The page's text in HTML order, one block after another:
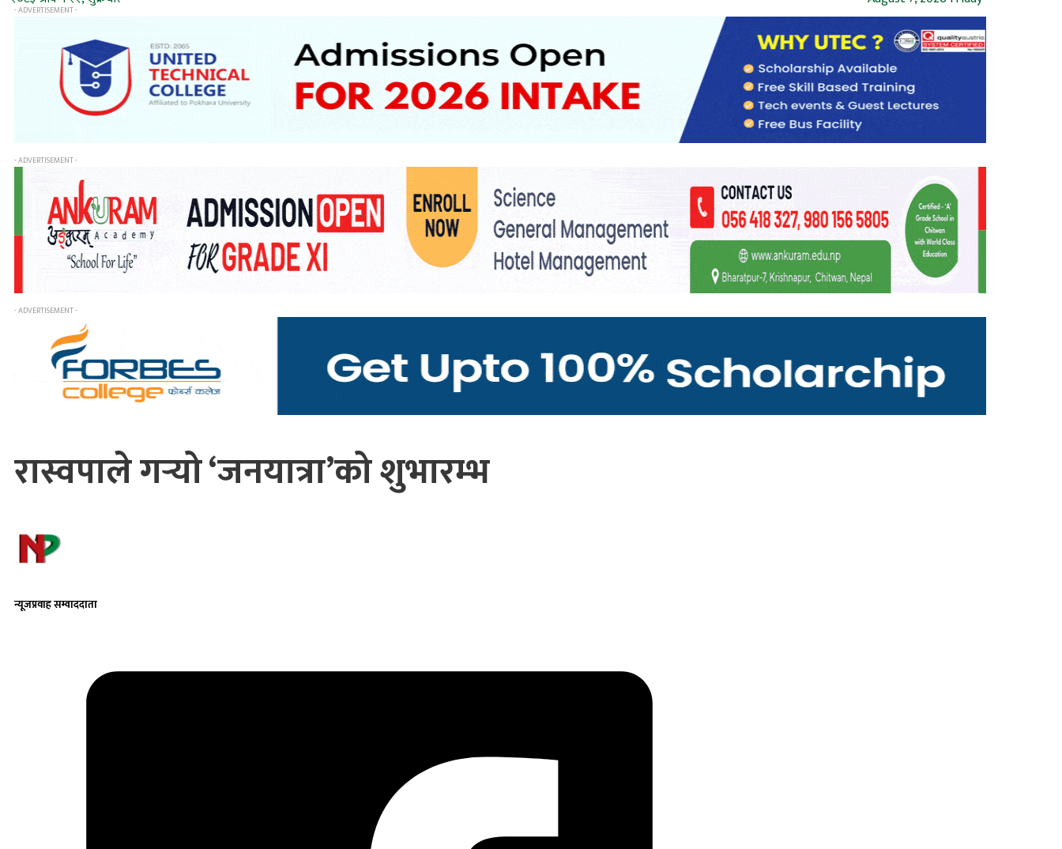
- ADVERTISEMENT -
- ADVERTISEMENT -
- ADVERTISEMENT -
रास्वपाले गर्‍यो ‘जनयात्रा’को शुभारम्भ
न्यूजप्रवाह सम्वाददाता